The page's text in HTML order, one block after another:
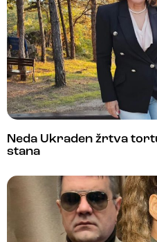
Neda Ukraden žrtva
stana